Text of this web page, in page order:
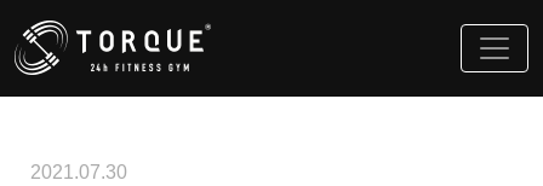
2021.07.30